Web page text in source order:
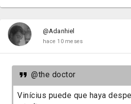
@Adanhiel
hace 10 meses
@the doctor
Vinícius puede que haya